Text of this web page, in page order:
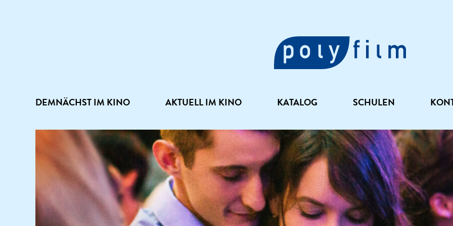
DEMNÄCHST IM KINO AKTUELL IM KINO KATALOG SCHULEN